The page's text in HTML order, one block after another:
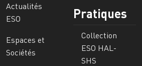
Actualités
ESO
Espaces et
Sociétés
Pratiques
Collection
ESO HAL-
SHS